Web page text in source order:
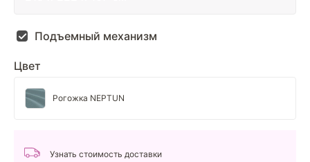
Подъемный механизм
Цвет
Рогожка NEPTUN
Узнать стоимость доставки